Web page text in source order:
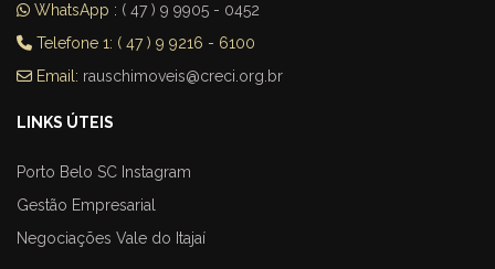
WhatsApp : ( 47 ) 9 9905 - 0452
Telefone 1: ( 47 ) 9 9216 - 6100
Email: rauschimoveis@creci.org.br
LINKS ÚTEIS
Porto Belo SC Instagram
Gestão Empresarial
Negociações Vale do Itajaí